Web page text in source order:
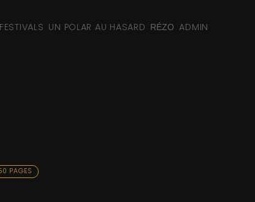
UN POLAR AU HASARD RÉZO ADMIN
PAGES